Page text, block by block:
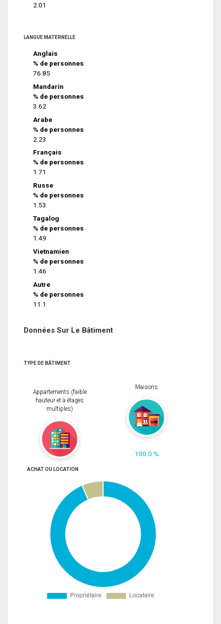
2.01
LANGUE MATERNELLE
Anglais
% de personnes
76.85
Mandarin
% de personnes
3.62
Arabe
% de personnes
2.23
Français
% de personnes
1.71
Russe
% de personnes
1.53
Tagalog
% de personnes
1.49
Vietnamien
% de personnes
1.46
Autre
% de personnes
11.1
Données Sur Le Bâtiment
TYPE DE BÂTIMENT
Appartements (faible
hauteur et à étages
multiples)
Maisons
100.0 %
ACHAT OU LOCATION